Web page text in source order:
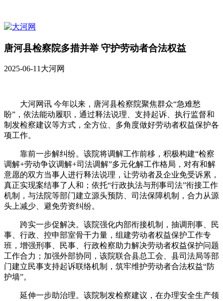
唐河县检察院多措并举 守护劳动者合法权益
2025-06-11大河网
大河网讯 今年以来，唐河县检察院聚焦群众“急难愁
盼”，依法能动履职，通过释法说理、支持起诉、执行监督和
制发检察建议等方式，全方位、多角度做好劳动者权益保护各
项工作。
靠前一步解纠纷。该院将调解工作前移，积极构建“检察
调解+劳动争议调解+司法调解”多元化解工作格局，对有和解
意愿的双方当事人进行释法说理，让劳动者及企业免受诉累，
真正实现案结事了人和；依托“行政执法与刑事司法”衔接工作
机制，与法院等部门建立源头预防、司法保障机制，合力从源
头上减少、避免劳资纠纷。
跨实一步促解决。该院强化内部衔接机制，抽调刑事、民
事、行政、控申部室骨干力量，组建劳动者权益保护工作专
班，增强刑事、民事、行政检察助力解决劳动者权益保护问题
工作合力；加强外部协同，该院联合县总工会、县司法局等部
门建立民事支持起诉联络机制，筑牢维护劳动者合法权益“防
护墙”。
延伸一步助治理。该院制发检察建议，在办理安全生产领